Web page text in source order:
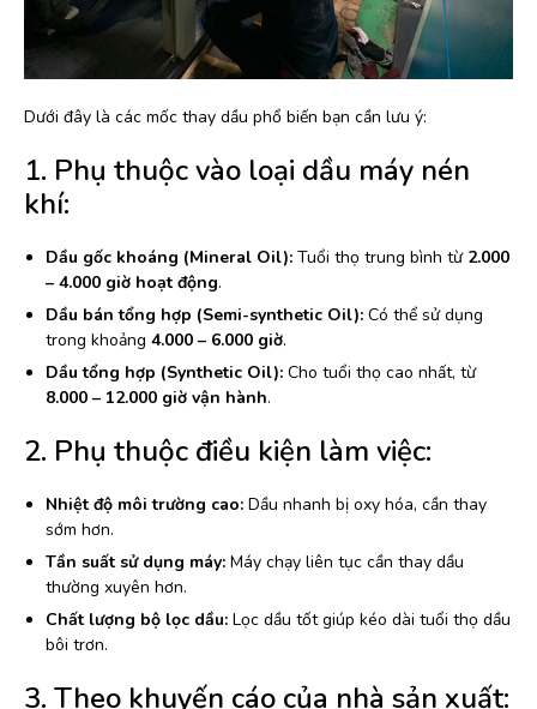
Dưới đây là các mốc thay dầu phổ biến bạn cần lưu ý:
1. Phụ thuộc vào loại dầu máy nén
khí:
Dầu gốc khoáng (Mineral Oil): Tuổi thọ trung bình từ 2.000
– 4.000 giờ hoạt động.
Dầu bán tổng hợp (Semi-synthetic Oil): Có thể sử dụng
trong khoảng 4.000 – 6.000 giờ.
Dầu tổng hợp (Synthetic Oil): Cho tuổi thọ cao nhất, từ
8.000 – 12.000 giờ vận hành.
2. Phụ thuộc điều kiện làm việc:
Nhiệt độ môi trường cao: Dầu nhanh bị oxy hóa, cần thay
sớm hơn.
Tần suất sử dụng máy: Máy chạy liên tục cần thay dầu
thường xuyên hơn.
Chất lượng bộ lọc dầu: Lọc dầu tốt giúp kéo dài tuổi thọ dầu
bôi trơn.
3. Theo khuyến cáo của nhà sản xuất: